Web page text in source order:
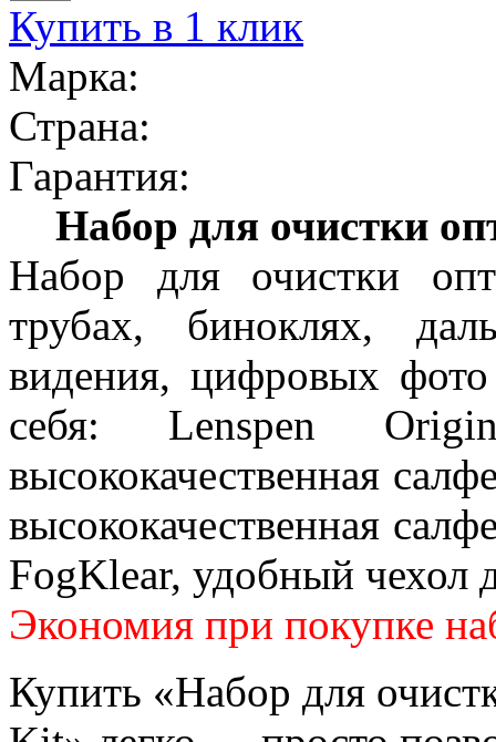
Купить в 1 клик
Марка:
Страна:
Гарантия:
Набор для очистки
Набор для очистки
трубах, биноклях,
видения, цифровых
себя: Lenspen
высококачественная
высококачественная
FogKlear, удобный чехол
Экономия при покупке
Купить «Набор для